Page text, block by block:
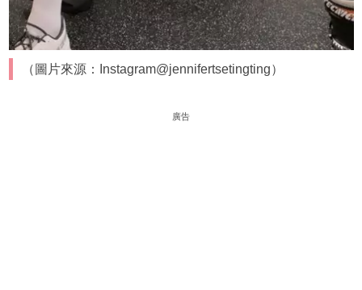
（圖片來源：Instagram@jennifertsetingting）
廣告